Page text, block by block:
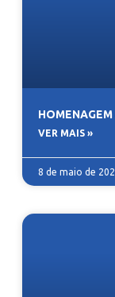
VER MAIS »
8 de maio de